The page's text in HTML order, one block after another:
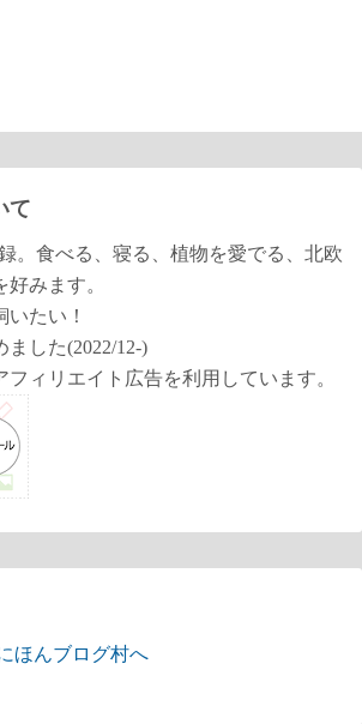
て
。食べる、寝る、植物を愛でる、北欧
みます。
たい！
した(2022/12-)
ィリエイト広告を利用しています。